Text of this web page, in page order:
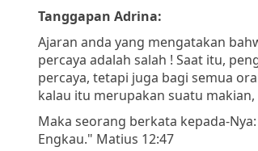
Tanggapan Adrina:
Ajaran anda yang mengatakan
percaya adalah salah ! Saat itu,
percaya, tetapi juga bagi semua
kalau itu merupakan suatu
Maka seorang berkata kepada-
Engkau." Matius 12:47